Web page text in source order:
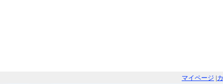
マイページ |